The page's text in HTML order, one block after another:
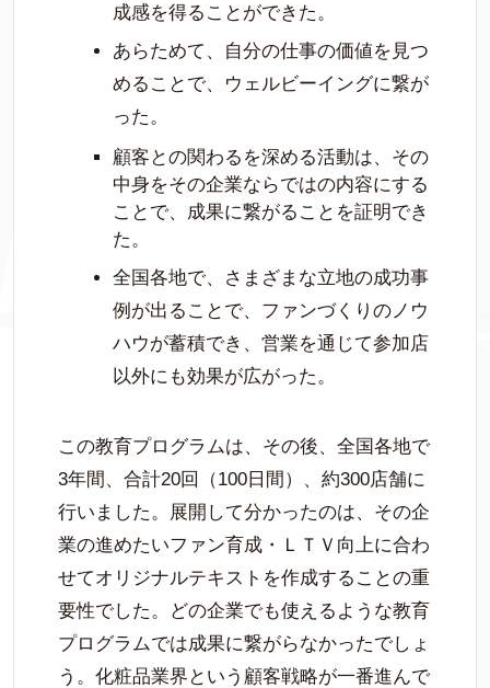
成感を得ることができた。
あらためて、自分の仕事の価値を見つ
めることで、ウェルビーイングに繋が
った。
顧客との関わるを深める活動は、その
中身をその企業ならではの内容にする
ことで、成果に繋がることを証明でき
た。
全国各地で、さまざまな立地の成功事
例が出ることで、ファンづくりのノウ
ハウが蓄積でき、営業を通じて参加店
以外にも効果が広がった。
この教育プログラムは、その後、全国各地で
3年間、合計20回（100日間）、約300店舗に
行いました。展開して分かったのは、その企
業の進めたいファン育成・ＬＴＶ向上に合わ
せてオリジナルテキストを作成することの重
要性でした。どの企業でも使えるような教育
プログラムでは成果に繋がらなかったでしょ
う。化粧品業界という顧客戦略が一番進んで